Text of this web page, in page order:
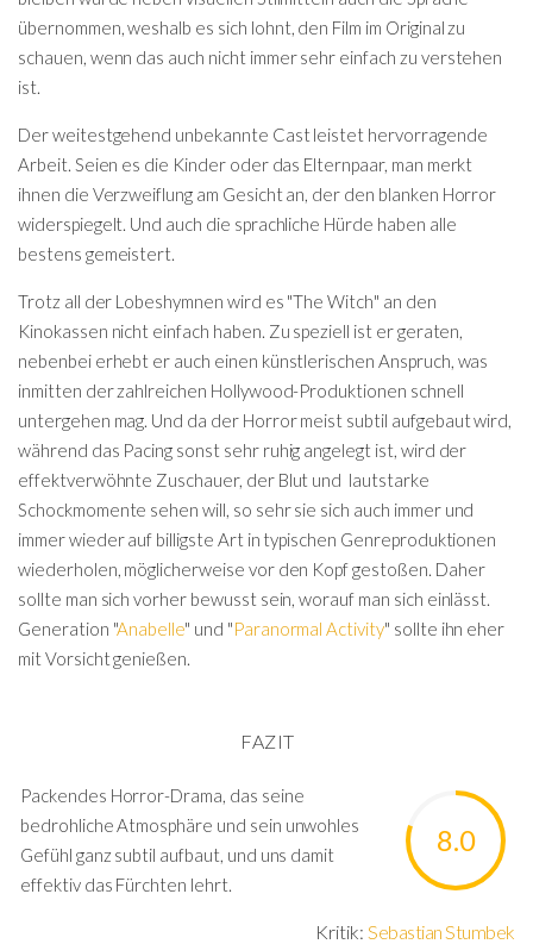
übernommen, weshalb es sich lohnt, den Film im Original zu
schauen, wenn das auch nicht immer sehr einfach zu verstehen
ist.
Der weitestgehend unbekannte Cast leistet hervorragende
Arbeit. Seien es die Kinder oder das Elternpaar, man merkt
ihnen die Verzweiflung am Gesicht an, der den blanken Horror
widerspiegelt. Und auch die sprachliche Hürde haben alle
bestens gemeistert.
Trotz all der Lobeshymnen wird es "The Witch" an den
Kinokassen nicht einfach haben. Zu speziell ist er geraten,
nebenbei erhebt er auch einen künstlerischen Anspruch, was
inmitten der zahlreichen Hollywood-Produktionen schnell
untergehen mag. Und da der Horror meist subtil aufgebaut wird,
während das Pacing sonst sehr ruhig angelegt ist, wird der
effektverwöhnte Zuschauer, der Blut und lautstarke
Schockmomente sehen will, so sehr sie sich auch immer und
immer wieder auf billigste Art in typischen Genreproduktionen
wiederholen, möglicherweise vor den Kopf gestoßen. Daher
sollte man sich vorher bewusst sein, worauf man sich einlässt.
Generation "Anabelle" und "Paranormal Activity" sollte ihn eher
mit Vorsicht genießen.
FAZIT
8.0
Packendes Horror-Drama, das seine
bedrohliche Atmosphäre und sein unwohles
Gefühl ganz subtil aufbaut, und uns damit
effektiv das Fürchten lehrt.
Kritik:Sebastian Stumbek